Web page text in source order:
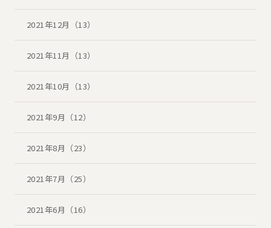
2021年12月（13）
2021年11月（13）
2021年10月（13）
2021年9月（12）
2021年8月（23）
2021年7月（25）
2021年6月（16）